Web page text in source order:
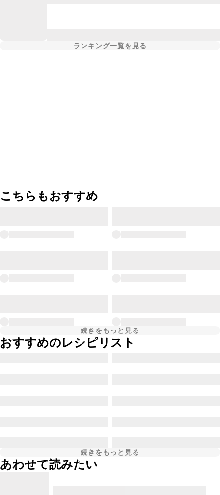
ランキング一覧を見る
こちらもおすすめ
続きをもっと見る
おすすめのレシピリスト
続きをもっと見る
あわせて読みたい